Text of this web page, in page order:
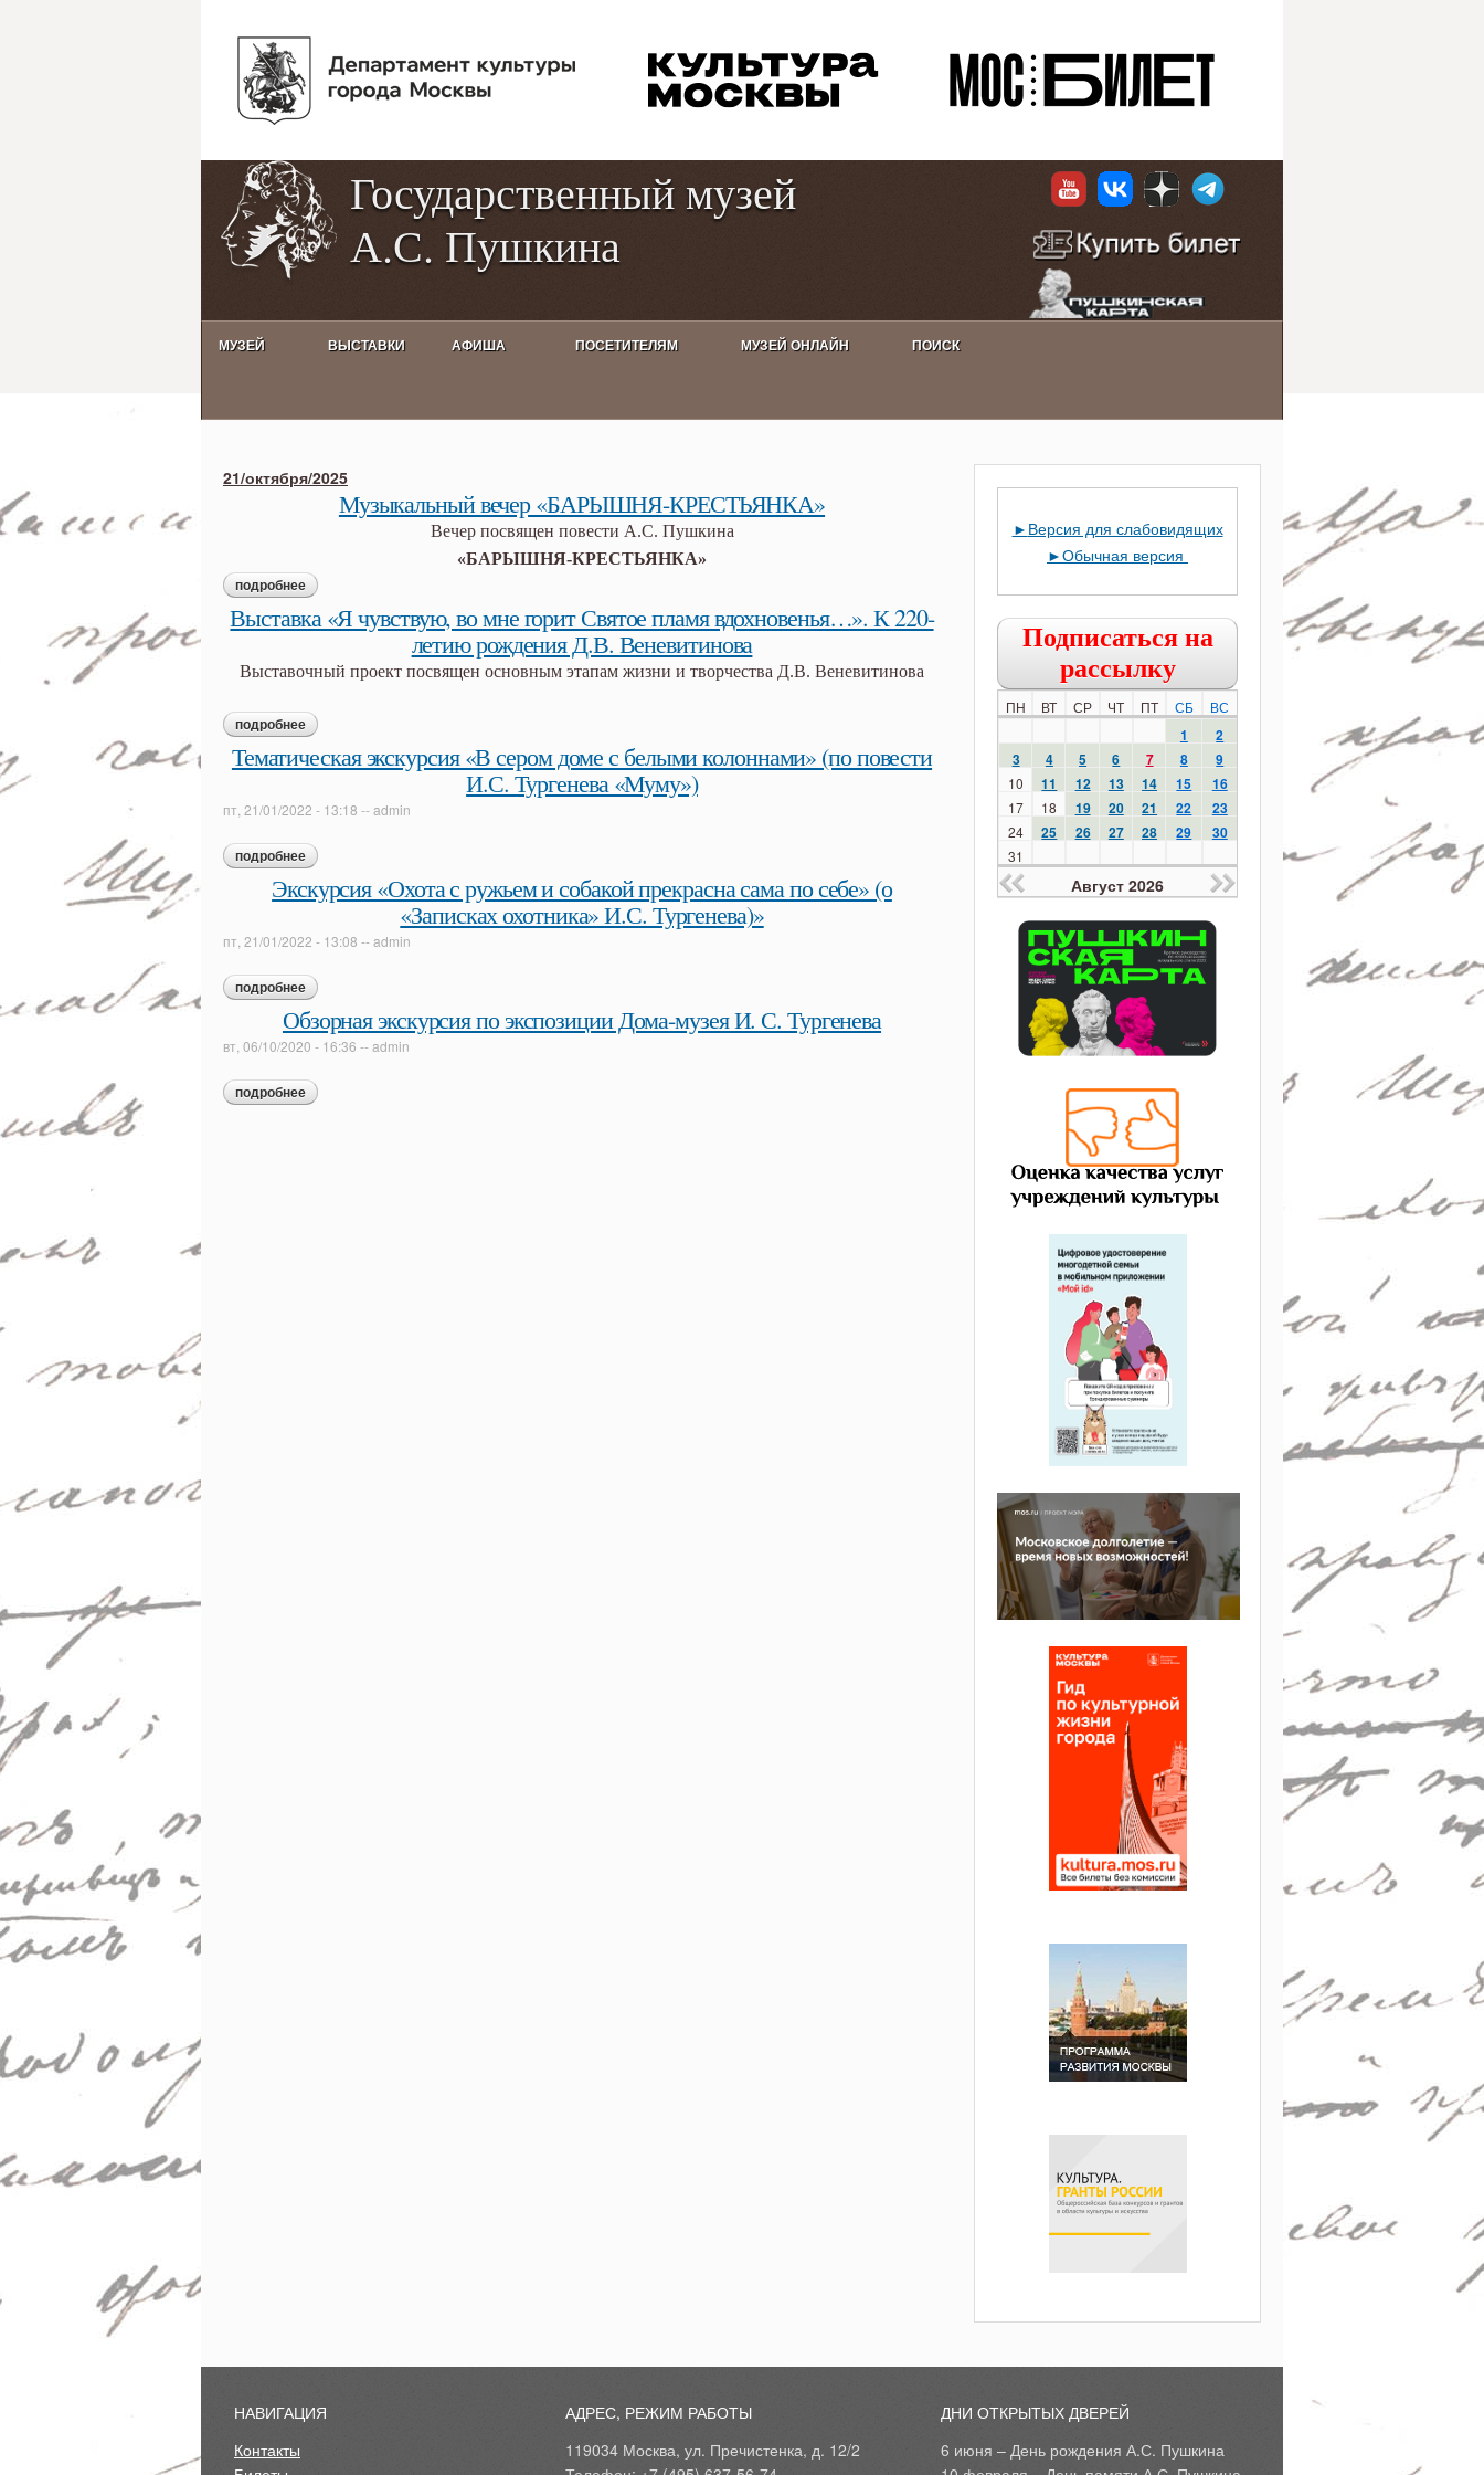
содержанию
contrast
Государственный музей
А.С. Пушкина
МУЗЕЙ ВЫСТАВКИ АФИША ПОСЕТИТЕЛЯМ МУЗЕЙ ОНЛАЙН ПОИСК
Activities calendar
21/октября/2025
Музыкальный вечер «БАРЫШНЯ-КРЕСТЬЯНКА»
Вечер посвящен повести А.С. Пушкина
«БАРЫШНЯ-КРЕСТЬЯНКА»
подробнее о музыкальный вечер «барышня-крестьянка»
Выставка «Я чувствую, во мне горит Святое пламя вдохновенья…». К 220-
летию рождения Д.В. Веневитинова
Выставочный проект посвящен основным этапам жизни и творчества Д.В. Веневитинова
подробнее о выставка «я чувствую, во мне горит святое пламя вдохновенья…». к 220-летию рождения д.в.
веневитинова
Тематическая экскурсия «В сером доме с белыми колоннами» (по повести
И.С. Тургенева «Муму»)
пт, 21/01/2022 - 13:18 --admin
подробнее о тематическая экскурсия «в сером доме с белыми колоннами» (по повести и.с. тургенева
«муму»)
Экскурсия «Охота с ружьем и собакой прекрасна сама по себе» (о
«Записках охотника» И.С. Тургенева)»
пт, 21/01/2022 - 13:08 --admin
подробнее о экскурсия «охота с ружьем и собакой прекрасна сама по себе» (о «записках охотника» и.с.
тургенева)»
Обзорная экскурсия по экспозиции Дома-музея И. С. Тургенева
вт, 06/10/2020 - 16:36 --admin
подробнее о обзорная экскурсия по экспозиции дома-музея и. с. тургенева
► Версия для слабовидящих
►Обычная версия
Подписаться на
рассылку
ПН ВТ СР ЧТ ПТ СБ ВС
1
2
3
4 5 6 7 8 9
10 11 12 13 14 15 16
17 18 19 20 21 22 23
24 25 26 27 28 29 30
31
Август 2026
НАВИГАЦИЯ
Контакты
АДРЕС, РЕЖИМ РАБОТЫ
119034 Москва, ул. Пречистенка, д. 12/2
ДНИ ОТКРЫТЫХ ДВЕРЕЙ
6 июня – День рождения А.С. Пушкина